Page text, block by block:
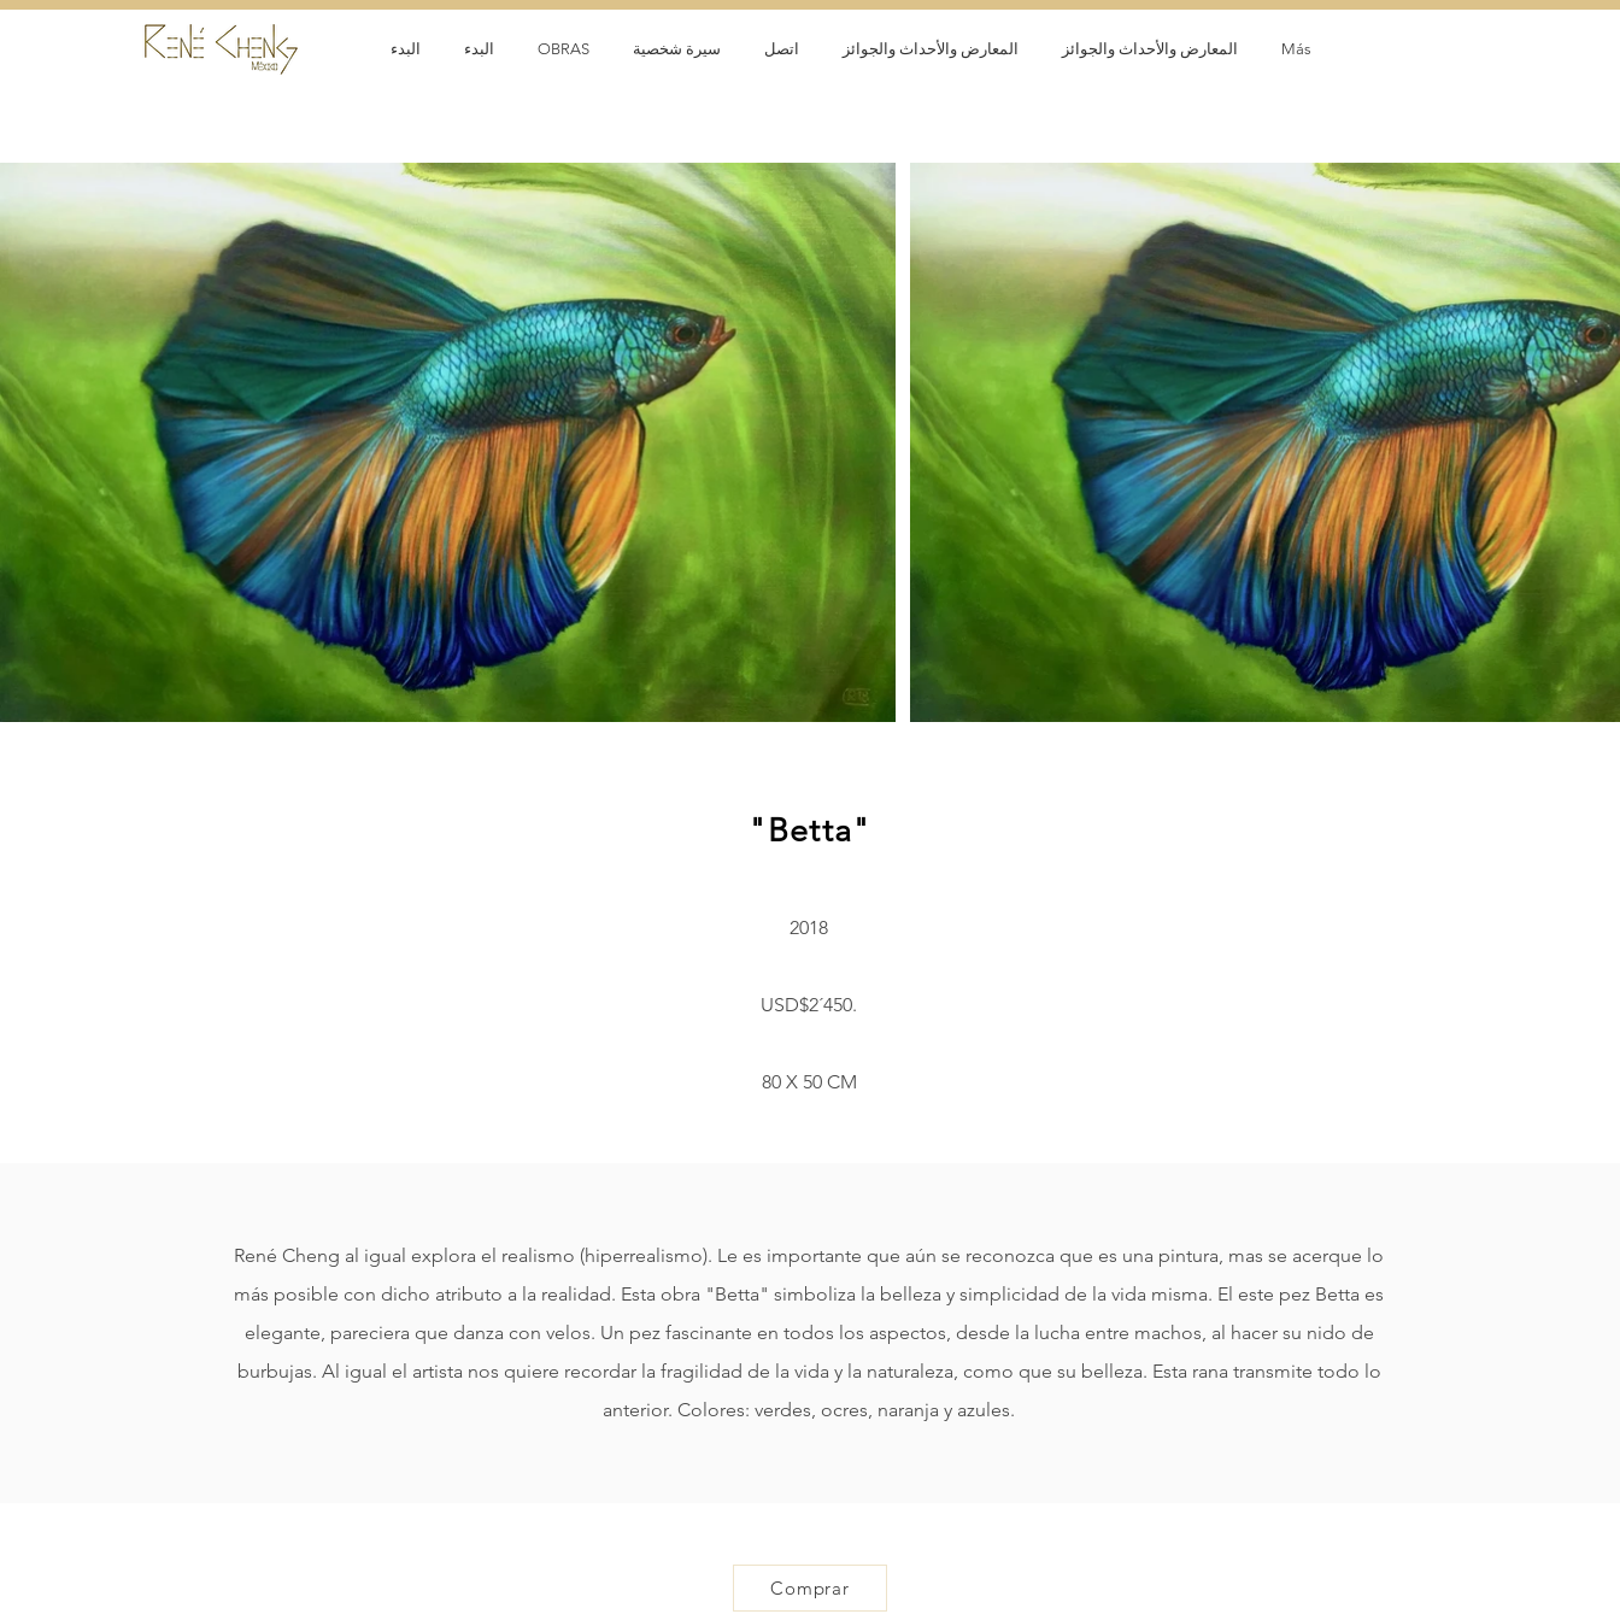
البدء البدء OBRAS سيرة شخصية اتصل المعارض والأحداث والجوائز المعارض والأحداث والجوائز Más
"Betta"
2018
USD$2´450.
80 X 50 CM
René Cheng al igual explora el realismo (hiperrealismo). Le es importante que aún se reconozca que es una pintura, mas se acerque lo
más posible con dicho atributo a la realidad. Esta obra "Betta" simboliza la belleza y simplicidad de la vida misma. El este pez Betta es
elegante, pareciera que danza con velos. Un pez fascinante en todos los aspectos, desde la lucha entre machos, al hacer su nido de
burbujas. Al igual el artista nos quiere recordar la fragilidad de la vida y la naturaleza, como que su belleza. Esta rana transmite todo lo
anterior. Colores: verdes, ocres, naranja y azules.
Comprar